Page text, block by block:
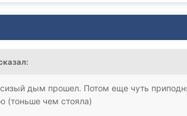
дым прошел. Потом еще чуть
(тоньше чем стояла)